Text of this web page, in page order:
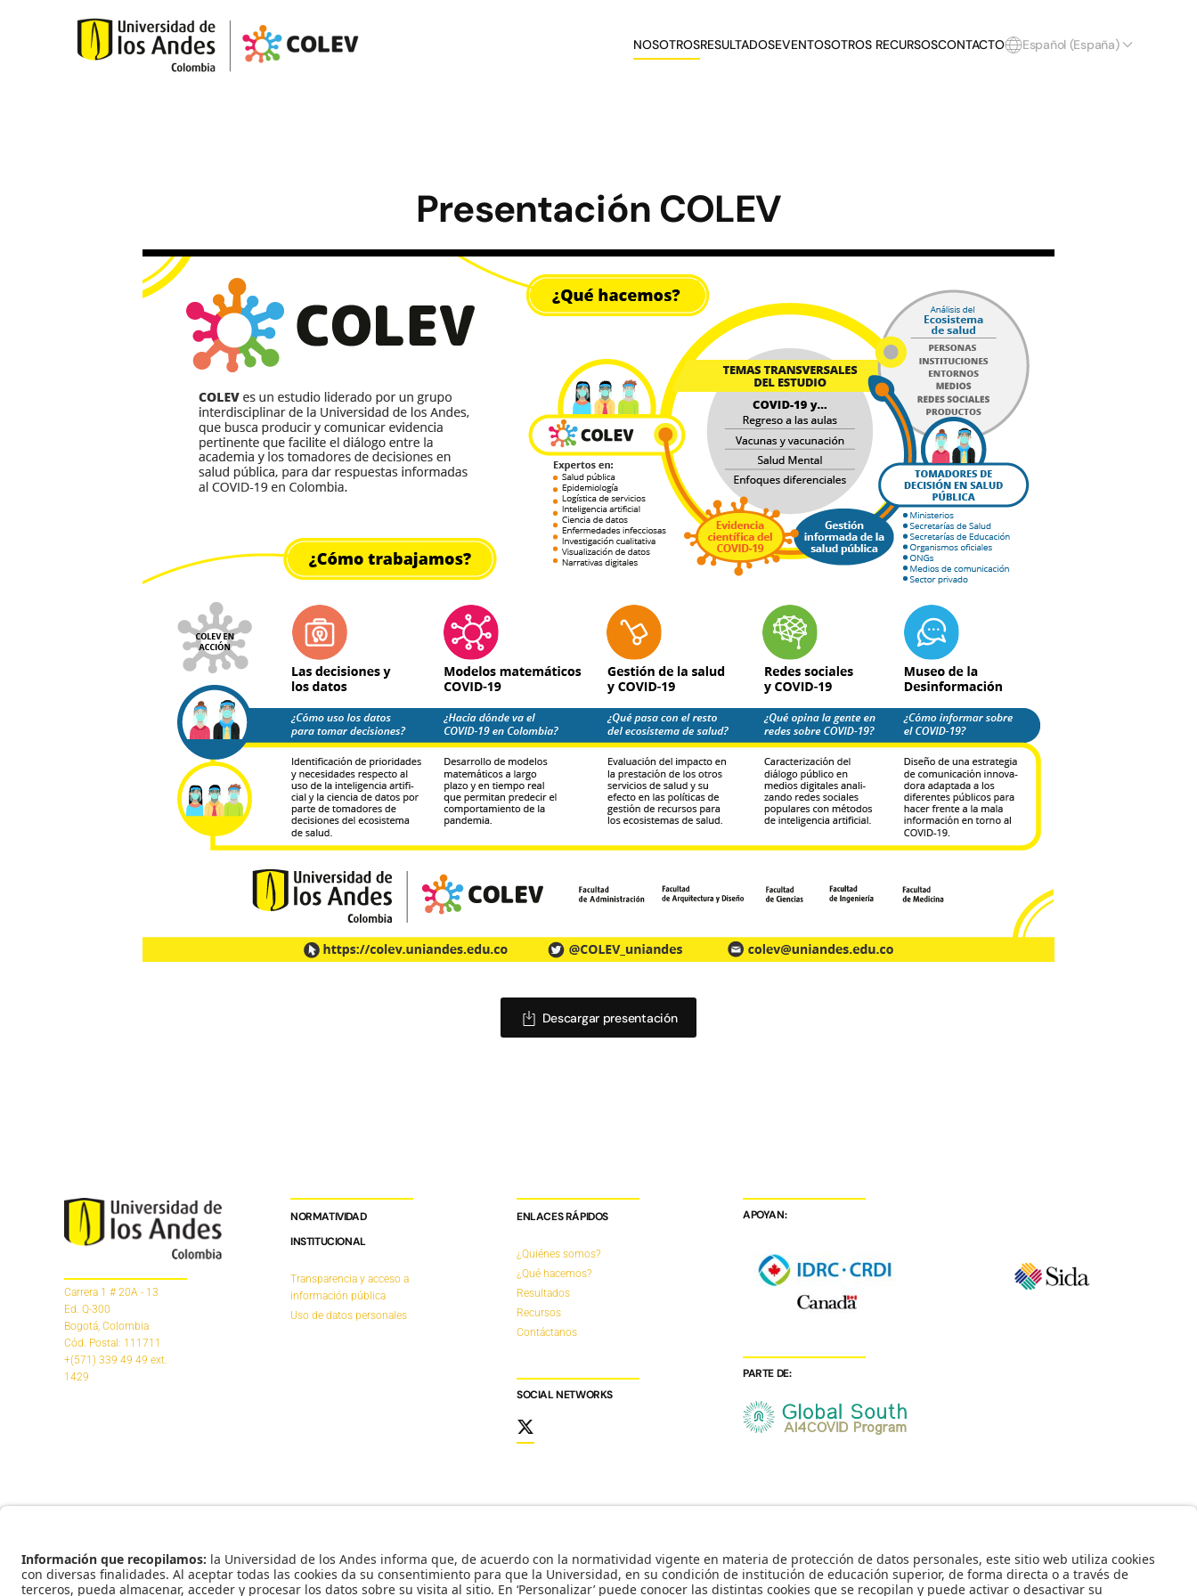
Skip to main content NOSOTROSRESULTADOSEVENTOSOTROS RECURSOSCONTACTO Español (España)
Presentación COLEV
Descargar presentación
Carrera 1 # 20A - 13
Ed. Q-300
Bogotá, Colombia
Cód. Postal: 111711
+(571) 339 49 49 ext.
1429
NORMATIVIDAD
INSTITUCIONAL
Transparencia y acceso a
información pública
Uso de datos personales
ENLACES RÁPIDOS
¿Quiénes somos?
¿Qué hacemos?
Resultados
Recursos
Contáctanos
SOCIAL NETWORKS
APOYAN:
PARTE DE:
Universidad de los Andes | Vigilada Mineducación Reconocimiento como
© - Derechos Reservados Universidad de los Andes